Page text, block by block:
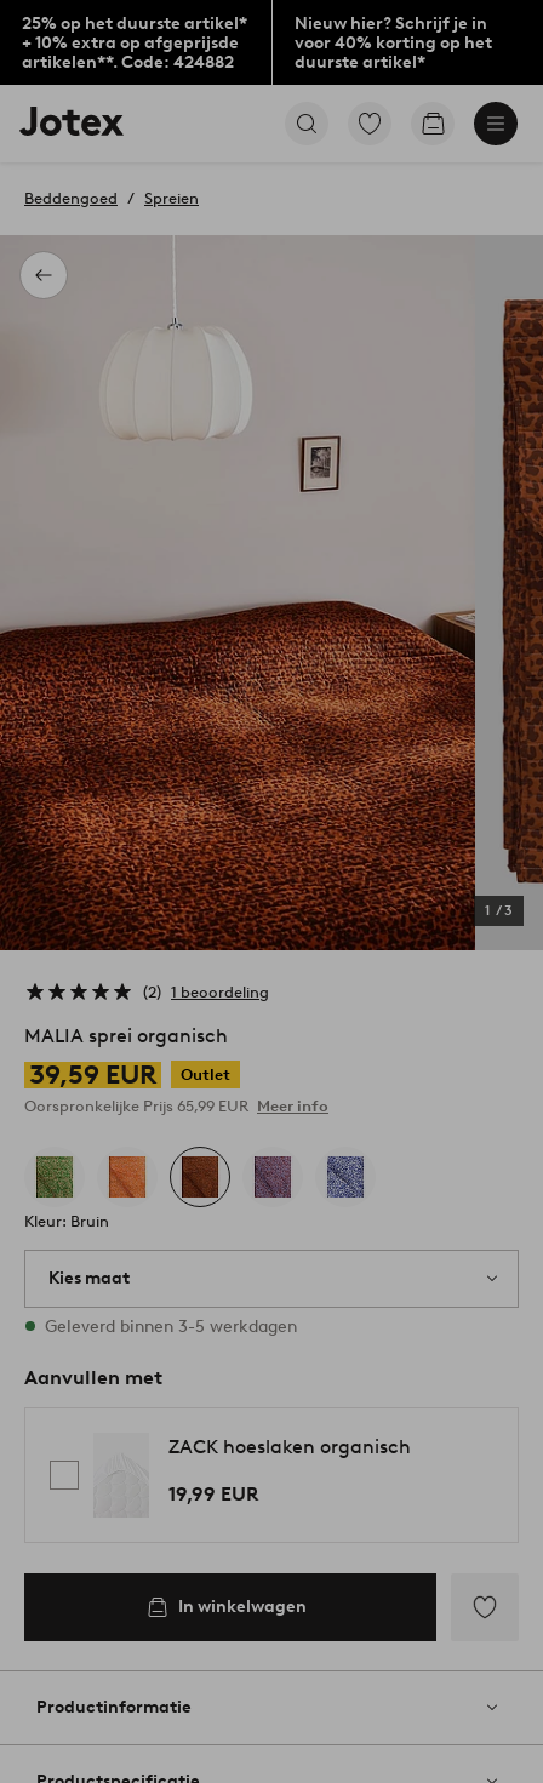
25% op het duurste artikel*
+ 10% extra op afgeprijsde
artikelen**. Code: 424882
Nieuw hier? Schrijf je in
voor 40% korting op het
duurste artikel*
Jotex
logo
to
home
page
Ga
Go
Terug
Beddengoed Spreien
1 /3
2 1 beoordeling
MALIA sprei organisch
39,59 EUR
Outlet
Oorspronkelijke Prijs 65,99 EUR Meer info
Kleur: Bruin
Kies maat
Alle maten zijn op voorraad
Geleverd binnen 3-5 werkdagen
Aanvullen met
ZACK hoeslaken organisch
19,99 EUR
In winkelwagen
aan
Productinformatie